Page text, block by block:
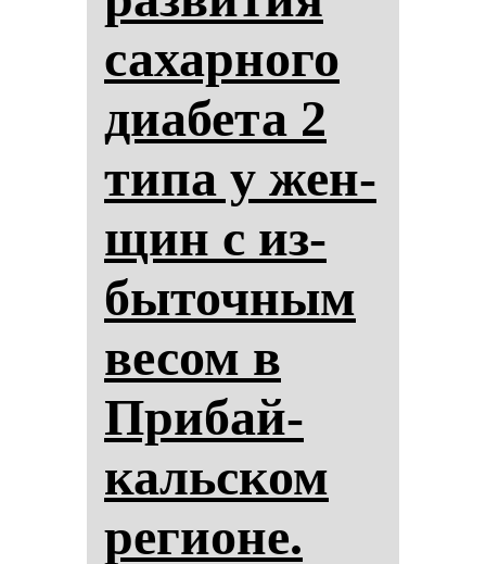
са­хар­но­го
ди­абе­та 2
ти­па у жен­
щин с из­
бы­точ­ным
ве­сом в
При­бай­
кальском
ре­ги­оне.